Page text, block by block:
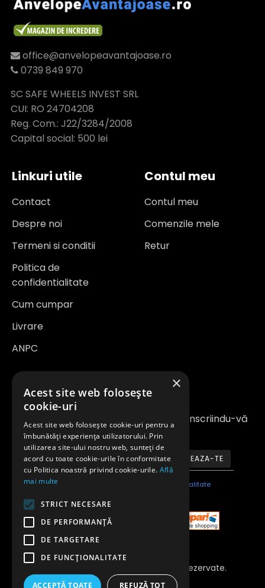
office@anvelopeavantajoase.ro
0739 849 970
SC SAFE WHEELS INVEST SRL
CUI: RO 24704208
Reg. Com.: J22/3284/2008
Capital social: 500 lei
Linkuri utile
Contact
Despre noi
Termeni si conditii
Politica de
confidentialitate
Cum cumpar
Livrare
ANPC
Contul meu
Contul meu
Comenzile mele
Retur
Newsletter
Fiți la curent cu noutățile și promoțiile înscriindu-vă
la newsletter-ul nostru
ABONEAZA-TE
Am citit şi sunt de acord cu Politica de confidentialitate
Copyright 2023 © Toate Drepturile Rezervate.
Anvelopeavantajoase.ro
×
Acest site web folosește
cookie-uri
Acest site web folosește cookie-uri pentru a
îmbunătăți experiența utilizatorului. Prin
utilizarea site-ului nostru web, sunteți de
acord cu toate cookie-urile în conformitate
cu Politica noastră privind cookie-urile. Află
mai multe
STRICT NECESARE
DE PERFORMANȚĂ
DE TARGETARE
DE FUNCŢIONALITATE
ACCEPTĂ TOATE REFUZĂ TOT